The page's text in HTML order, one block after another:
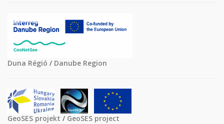
Duna Régió / Danube Region
GeoSES projekt / GeoSES project